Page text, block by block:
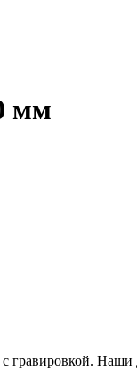
мм
гравировкой.